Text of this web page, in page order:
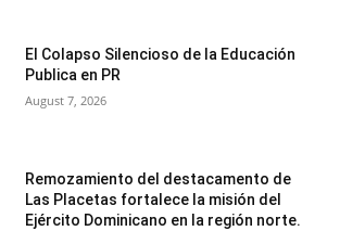
El Colapso Silencioso de la Educación
Publica en PR
August 7, 2026
Remozamiento del destacamento de
Las Placetas fortalece la misión del
Ejército Dominicano en la región norte.